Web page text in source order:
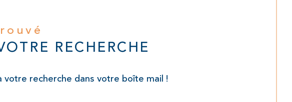
RECHERCHE
recherche dans votre boîte mail !